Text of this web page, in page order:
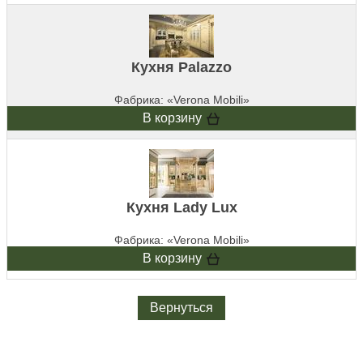
Кухня Palazzo
Фабрика: «Verona Mobili»
В корзину
Кухня Lady Lux
Фабрика: «Verona Mobili»
В корзину
Вернуться